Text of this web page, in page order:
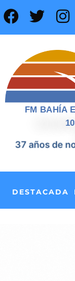
FM BAHÍA
37 años de
DESTACADA